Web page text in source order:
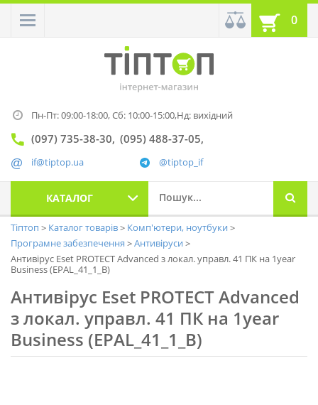
0
Пн-Пт: 09:00-18:00,Сб: 10:00-15:00,Нд: вихідний
(097) 735-38-30 (095) 488-37-05
@tiptop_if
if@tiptop.ua
КАТАЛОГ
Тіптоп Каталог товарів
Комп'ютери, ноутбуки
Програмне забезпечення
Антивіруси
Антивірус Eset PROTECT Advanced з локал. управл. 41 ПК на 1year
Business (EPAL_41_1_B)
Антивірус Eset PROTECT Advanced
з локал. управл. 41 ПК на 1year
Business (EPAL_41_1_B)